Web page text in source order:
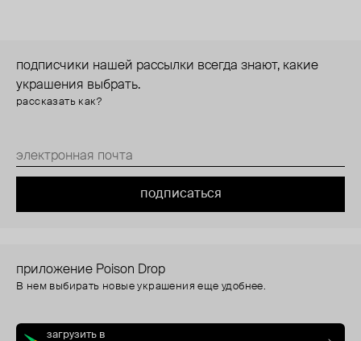
подписчики нашей рассылки всегда знают, какие
украшения выбрать.
рассказать как?
подписаться
приложение Poison Drop
В нем выбирать новые украшения еще удобнее.
загрузить в